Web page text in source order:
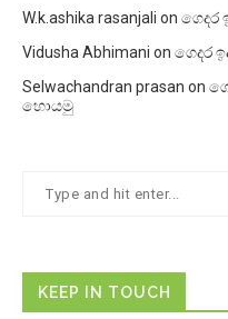
W.k.ashika rasanjali on ගෙදර
Vidusha Abhimani on ගෙදර
Selwachandran prasan on
හොයමු
KEEP IN TOUCH